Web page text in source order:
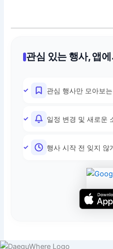
관심 있는 행사, 앱
관심 행사만 모아보
일정 변경 및 새로운
행사 시작 전 잊지 않